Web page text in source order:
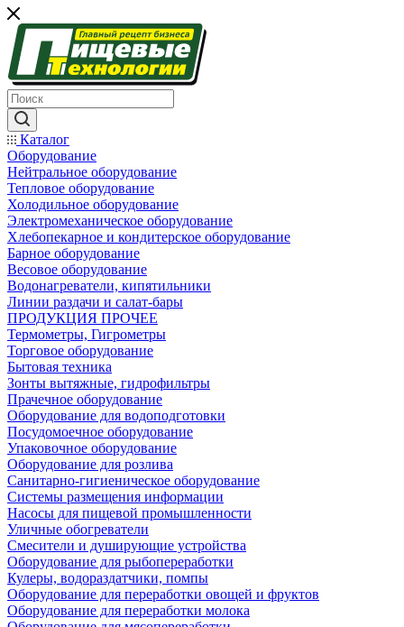
Каталог
Оборудование
Нейтральное оборудование
Тепловое оборудование
Холодильное оборудование
Электромеханическое оборудование
Хлебопекарное и кондитерское оборудование
Барное оборудование
Весовое оборудование
Водонагреватели, кипятильники
Линии раздачи и салат-бары
ПРОДУКЦИЯ ПРОЧЕЕ
Термометры, Гигрометры
Торговое оборудование
Бытовая техника
Зонты вытяжные, гидрофильтры
Прачечное оборудование
Оборудование для водоподготовки
Посудомоечное оборудование
Упаковочное оборудование
Оборудование для розлива
Санитарно-гигиеническое оборудование
Системы размещения информации
Насосы для пищевой промышленности
Уличные обогреватели
Смесители и душирующие устройства
Оборудование для рыбопереработки
Кулеры, водораздатчики, помпы
Оборудование для переработки овощей и фруктов
Оборудование для переработки молока